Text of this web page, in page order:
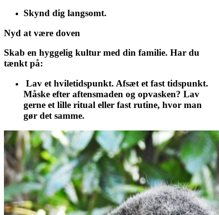
Skynd dig langsomt.
Nyd at være doven
Skab en hyggelig kultur med din familie. Har du
tænkt på:
Lav et hviletidspunkt. Afsæt et fast tidspunkt.
Måske efter aftensmaden og opvasken? Lav
gerne et lille ritual eller fast rutine, hvor man
gør det samme.